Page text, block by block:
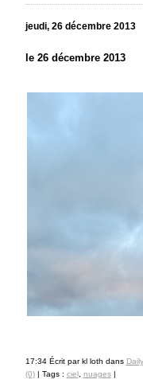
jeudi, 26 décembre 2013
le 26 décembre 2013
17:34 Écrit par kl loth dans
(0)| Tags : ciel , nuages|